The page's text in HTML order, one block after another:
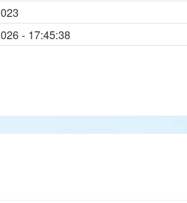
- 17:45:38